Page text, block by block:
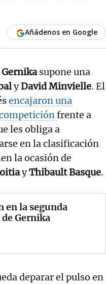
Añádenos en Google
supone una
yDavid Minvielle. El
encajaron una
frente a
les obliga a
en la clasificación
la ocasión de
yThibault Basque.
en la segunda
Gernika
deparar el pulso en